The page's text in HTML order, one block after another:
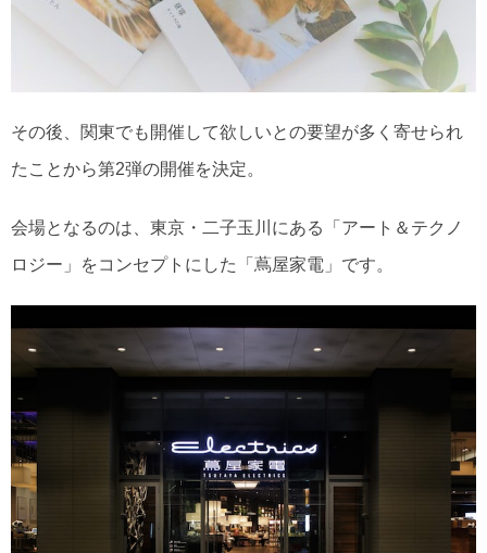
その後、関東でも開催して欲しいとの要望が多く寄せられ
たことから第2弾の開催を決定。
会場となるのは、東京・二子玉川にある「アート＆テクノ
ロジー」をコンセプトにした「蔦屋家電」です。